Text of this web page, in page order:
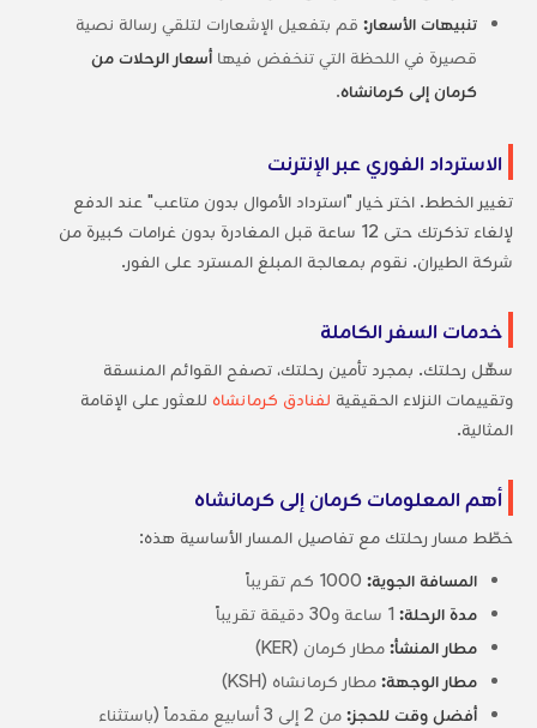
تنبيهات الأسعار:قم بتفعيل الإشعارات لتلقي رسالة نصية
قصيرة في اللحظة التي تنخفض فيها أسعار الرحلات من
كرمان إلى كرمانشاه.
الاسترداد الفوري عبر الإنترنت
تغيير الخطط. اختر خيار "استرداد الأموال بدون متاعب" عند الدفع
لإلغاء تذكرتك حتى 12 ساعة قبل المغادرة بدون غرامات كبيرة من
شركة الطيران. نقوم بمعالجة المبلغ المسترد على الفور.
خدمات السفر الكاملة
سهِّل رحلتك. بمجرد تأمين رحلتك، تصفح القوائم المنسقة
وتقييمات النزلاء الحقيقية لفنادق كرمانشاه للعثور على الإقامة
المثالية.
أهم المعلومات كرمان إلى كرمانشاه
خطّط مسار رحلتك مع تفاصيل المسار الأساسية هذه:
المسافة الجوية:1000 كم تقريباً
مدة الرحلة:1 ساعة و30 دقيقة تقريباً
مطار المنشأ:مطار كرمان (KER)
مطار الوجهة:مطار كرمانشاه (KSH)
أفضل وقت للحجز:
من 2 إلى 3 أسابيع مقدماً (باستثناء